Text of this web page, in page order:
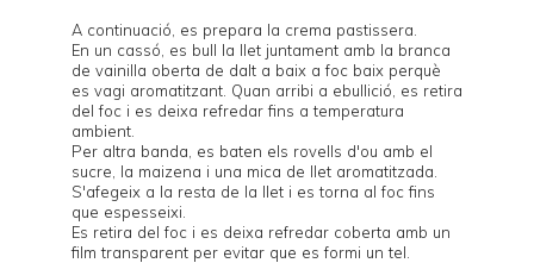
A continuació, es prepara la crema pastissera.
En un cassó, es bull la llet juntament amb la branca
de vainilla oberta de dalt a baix a foc baix perquè
es vagi aromatitzant. Quan arribi a ebullició, es retira
del foc i es deixa refredar fins a temperatura
ambient.
Per altra banda, es baten els rovells d'ou amb el
sucre, la maizena i una mica de llet aromatitzada.
S'afegeix a la resta de la llet i es torna al foc fins
que espesseixi.
Es retira del foc i es deixa refredar coberta amb un
film transparent per evitar que es formi un tel.